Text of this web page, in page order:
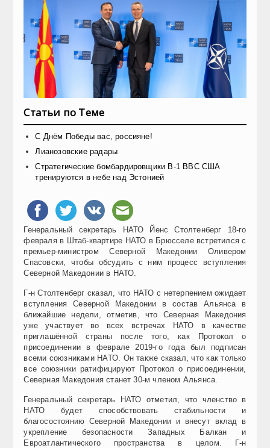
Статьи по Теме
С Днём Победы вас, россияне!
Лианозовские радары
Стратегические бомбардировщики В-1 ВВС США
тренируются в небе над Эстонией
Генеральный секретарь НАТО Йенс Столтенберг 18-го
февраля в Штаб-квартире НАТО в Брюсселе встретился с
премьер-министром Северной Македонии Оливером
Спасовски, чтобы обсудить с ним процесс вступления
Северной Македонии в НАТО.
Г-н Столтенберг сказал, что НАТО с нетерпением ожидает
вступления Северной Македонии в состав Альянса в
ближайшие недели, отметив, что Северная Македония
уже участвует во всех встречах НАТО в качестве
приглашённой страны после того, как Протокол о
присоединении в феврале 2019-го года был подписан
всеми союзниками НАТО. Он также сказал, что как только
все союзники ратифицируют Протокол о присоединении,
Северная Македония станет 30-м членом Альянса.
Генеральный секретарь НАТО отметил, что членство в
НАТО будет способствовать стабильности и
благосостоянию Северной Македонии и внесут вклад в
укрепление безопасности Западных Балкан и
Евроатлантического пространства в целом. Г-н